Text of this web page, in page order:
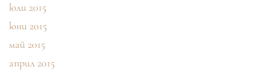
юли 2015
юни 2015
май 2015
април 2015